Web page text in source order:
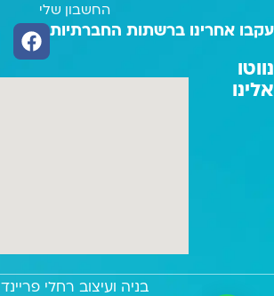
החשבון שלי
עקבו אחרינו ברשתות החברתיות
נווטו
אלינו
בניה ועיצוב רחלי פריינד